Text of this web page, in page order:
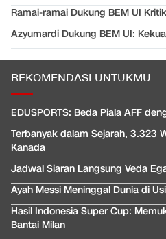
Ramai-ramai Dukung BEM UI
Azyumardi Dukung BEM UI:
REKOMENDASI UNTUKMU
EDUSPORTS: Beda Piala AFF
Terbanyak dalam Sejarah, 3.323
Kanada
Jadwal Siaran Langsung Veda
Ayah Messi Meninggal Dunia di
Hasil Indonesia Super Cup:
Bantai Milan